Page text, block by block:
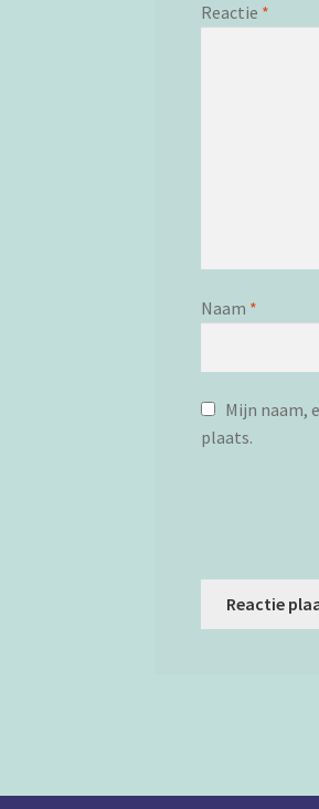
Reactie *
Naam *
Mijn naam,
plaats.